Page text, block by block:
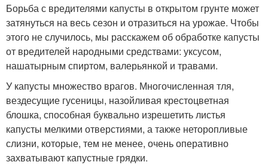
Борьба с вредителями капусты в открытом грунте может
затянуться на весь сезон и отразиться на урожае. Чтобы
этого не случилось, мы расскажем об обработке капусты
от вредителей народными средствами: уксусом,
нашатырным спиртом, валерьянкой и травами.
У капусты множество врагов. Многочисленная тля,
вездесущие гусеницы, назойливая крестоцветная
блошка, способная буквально изрешетить листья
капусты мелкими отверстиями, а также неторопливые
слизни, которые, тем не менее, очень оперативно
захватывают капустные грядки.